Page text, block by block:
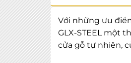
Với những ưu
GLX-STEEL một
cửa gỗ tự nhiên,